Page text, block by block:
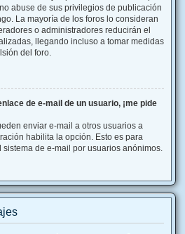
abuse de sus privilegios de publicación
La mayoría de los foros lo consideran
o administradores reducirán el
llegando incluso a tomar medidas
del foro.
de e-mail de un usuario, ¡me pide
enviar e-mail a otros usuarios a
habilita la opción. Esto es para
de e-mail por usuarios anónimos.